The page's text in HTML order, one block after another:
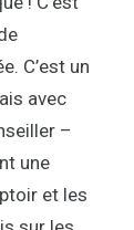
C’est un
avec
–
une
et les